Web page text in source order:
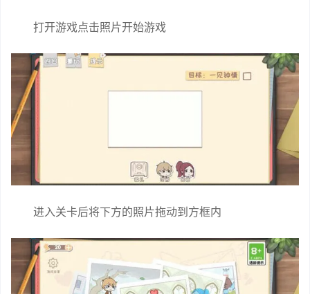
打开游戏点击照片开始游戏
进入关卡后将下方的照片拖动到方框内